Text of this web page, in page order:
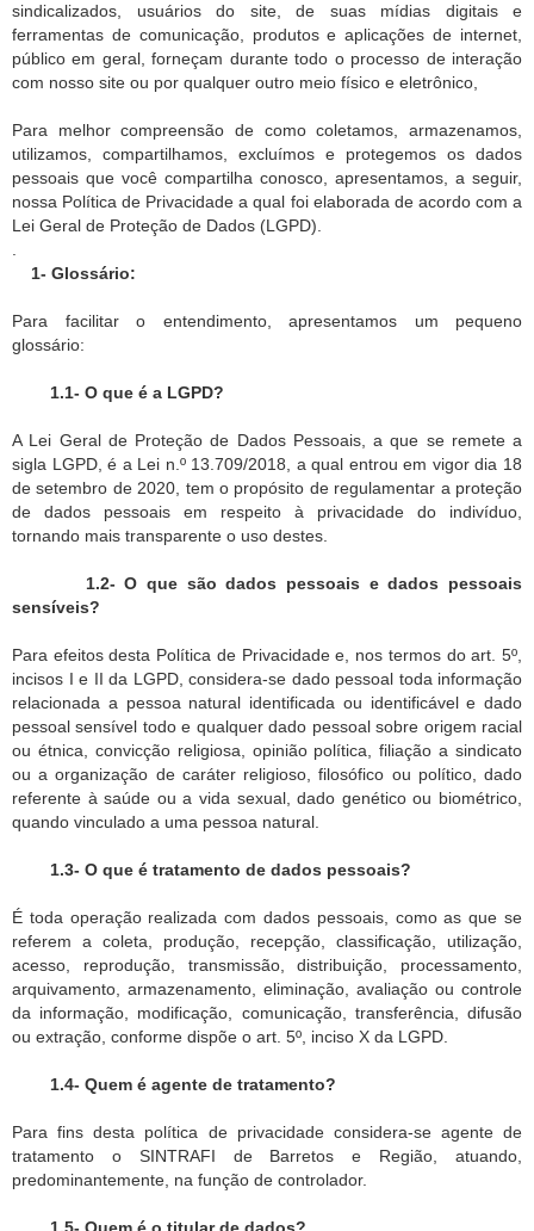
sindicalizados, usuários do site, de suas mídias digitais e
ferramentas de comunicação, produtos e aplicações de internet,
público em geral, forneçam durante todo o processo de interação
com nosso site ou por qualquer outro meio físico e eletrônico,
Para melhor compreensão de como coletamos, armazenamos,
utilizamos, compartilhamos, excluímos e protegemos os dados
pessoais que você compartilha conosco, apresentamos, a seguir,
nossa Política de Privacidade a qual foi elaborada de acordo com a
Lei Geral de Proteção de Dados (LGPD).
1- Glossário:
Para facilitar o entendimento, apresentamos um pequeno
glossário:
1.1- O que é a LGPD?
A Lei Geral de Proteção de Dados Pessoais, a que se remete a
sigla LGPD, é a Lei n.º 13.709/2018, a qual entrou em vigor dia 18
de setembro de 2020, tem o propósito de regulamentar a proteção
de dados pessoais em respeito à privacidade do indivíduo,
tornando mais transparente o uso destes.
1.2- O que são dados pessoais e dados pessoais
sensíveis?
Para efeitos desta Política de Privacidade e, nos termos do art. 5º,
incisos I e II da LGPD, considera-se dado pessoal toda informação
relacionada a pessoa natural identificada ou identificável e dado
pessoal sensível todo e qualquer dado pessoal sobre origem racial
ou étnica, convicção religiosa, opinião política, filiação a sindicato
ou a organização de caráter religioso, filosófico ou político, dado
referente à saúde ou a vida sexual, dado genético ou biométrico,
quando vinculado a uma pessoa natural.
1.3- O que é tratamento de dados pessoais?
É toda operação realizada com dados pessoais, como as que se
referem a coleta, produção, recepção, classificação, utilização,
acesso, reprodução, transmissão, distribuição, processamento,
arquivamento, armazenamento, eliminação, avaliação ou controle
da informação, modificação, comunicação, transferência, difusão
ou extração, conforme dispõe o art. 5º, inciso X da LGPD.
1.4- Quem é agente de tratamento?
Para fins desta política de privacidade considera-se agente de
tratamento o SINTRAFI de Barretos e Região, atuando,
predominantemente, na função de controlador.